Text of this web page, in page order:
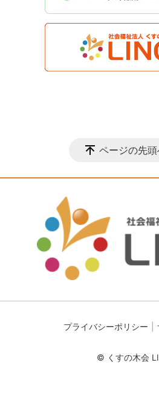
ページの先頭
プライバシーポリシー
© くすの木会